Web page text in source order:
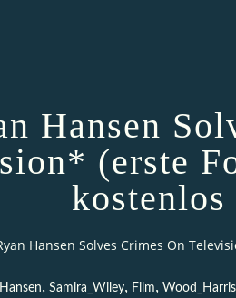
Hansen
(erste
kostenlos
Hansen Solves Crimes On
, Samira_Wiley, Film, Wood_Harris